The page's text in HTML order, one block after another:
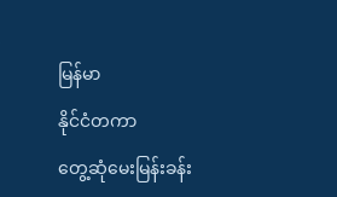
မြန်မာ
နိုင်ငံတကာ
တွေ့ဆုံမေးမြန်းခန်း